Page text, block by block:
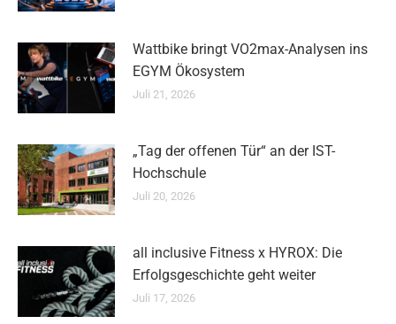
Wattbike bringt VO2max-Analysen ins
EGYM Ökosystem
Juli 21, 2026
„Tag der offenen Tür“ an der IST-
Hochschule
Juli 20, 2026
all inclusive Fitness x HYROX: Die
Erfolgsgeschichte geht weiter
Juli 17, 2026